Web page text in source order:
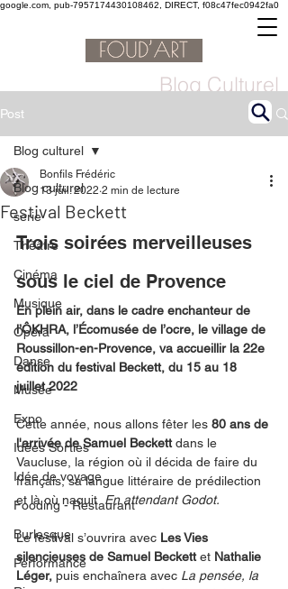
google.com, pub-7957174430108462, DIRECT, f08c47fec0942fa0
Blog Culturel
Post
Blog culturel
serie
Théâtre
Cinéma
Musique
Opéra
Danse
Musée
Expo
Idées Sorties
Idée de voyage
Fooding - Restaurant
Burlesque
Performance
Blog culturel
Festival Beckett
Bonfils Frédéric
13 juil. 2022 2 min de lecture
Trois soirées merveilleuses
sous le ciel de Provence
En plein air, dans le cadre enchanteur de
l’ÔKHRA, l’Écomusée de l’ocre, le village de
Roussillon-en-Provence, va accueillir la 22e
édition du festival Beckett, du 15 au 18
juillet 2022
Cette année, nous allons fêter les 80 ans de
l'arrivée de Samuel Beckett dans le
Vaucluse, la région où il décida de faire du
français, sa langue littéraire de prédilection
et là où naquit En attendant Godot.
Le festival s’ouvrira avec Les Vies
silencieuses de Samuel Beckett et Nathalie
Léger, puis enchaînera avec La pensée, la